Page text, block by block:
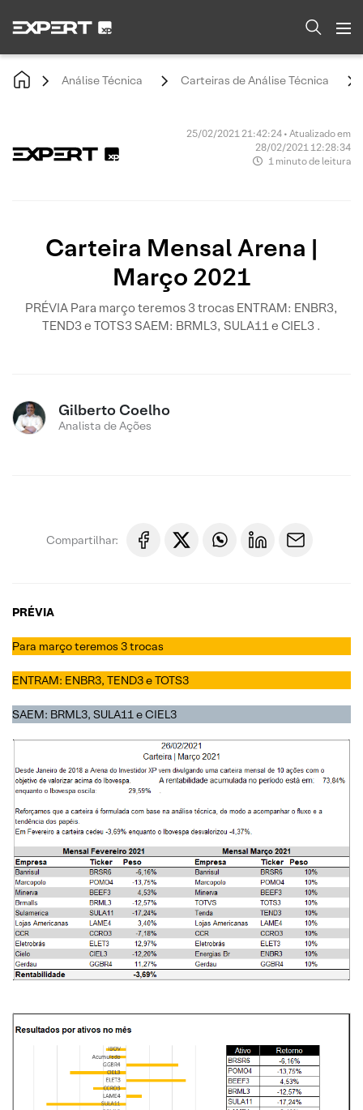
Análise Técnica Carteiras de Análise Técnica
25/02/2021 21:42:24 • Atualizado em
28/02/2021 12:28:34
1 minuto de leitura
Carteira Mensal Arena |
Março 2021
PRÉVIA Para março teremos 3 trocas ENTRAM: ENBR3,
TEND3 e TOTS3 SAEM: BRML3, SULA11 e CIEL3 .
Gilberto Coelho
Analista de Ações
Compartilhar:
PRÉVIA
Para março teremos 3 trocas
ENTRAM: ENBR3, TEND3 e TOTS3
SAEM: BRML3, SULA11 e CIEL3